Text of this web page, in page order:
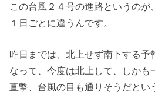
この台風２４号の進路というのが
１日ごとに違うんです。
昨日までは、北上せず南下する予
なって、今度は北上して、しかも
直撃、台風の目も通りそうだとい